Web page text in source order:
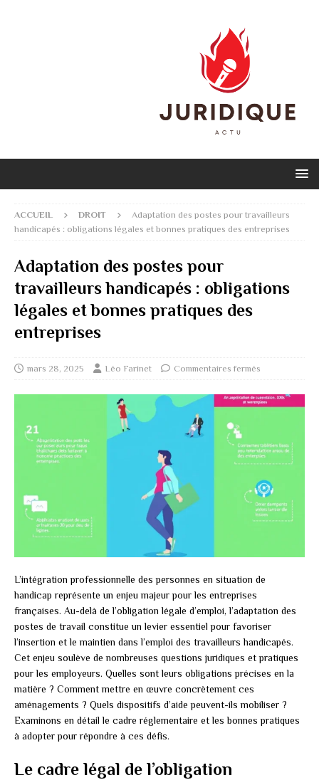
ACCUEIL DROIT
Adaptation des postes pour travailleurs
handicapés : obligations légales et bonnes pratiques des entreprises
Adaptation des postes pour
travailleurs handicapés : obligations
légales et bonnes pratiques des
entreprises
mars 28, 2025 Léo Farinet Commentaires fermés
L’intégration professionnelle des personnes en situation de
handicap représente un enjeu majeur pour les entreprises
françaises. Au-delà de l’obligation légale d’emploi, l’adaptation des
postes de travail constitue un levier essentiel pour favoriser
l’insertion et le maintien dans l’emploi des travailleurs handicapés.
Cet enjeu soulève de nombreuses questions juridiques et pratiques
pour les employeurs. Quelles sont leurs obligations précises en la
matière ? Comment mettre en œuvre concrètement ces
aménagements ? Quels dispositifs d’aide peuvent-ils mobiliser ?
Examinons en détail le cadre réglementaire et les bonnes pratiques
à adopter pour répondre à ces défis.
Le cadre légal de l’obligation